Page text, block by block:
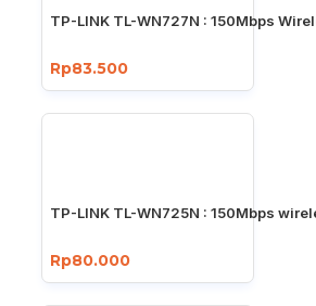
TP-LINK TL-WN727N : 150Mbps
Rp83.500
TP-LINK TL-WN725N : 150Mbps
Rp80.000